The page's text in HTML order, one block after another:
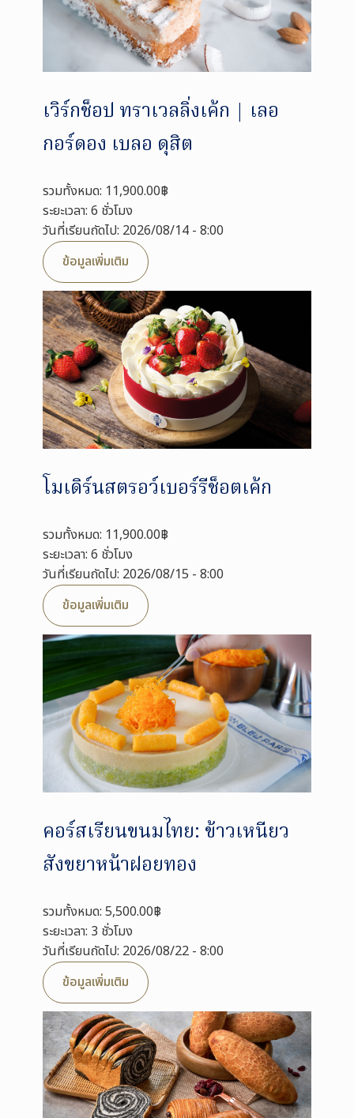
เวิร์กช็อป ทราเวลลิ่งเค้ก | เลอ
กอร์ดอง เบลอ ดุสิต
รวมทั้งหมด: 11,900.00฿
ระยะเวลา: 6 ชั่วโมง
วันที่เรียนถัดไป: 2026/08/14 - 8:00
ข้อมูลเพิ่มเติม
โมเดิร์นสตรอว์เบอร์รีช็อตเค้ก
รวมทั้งหมด: 11,900.00฿
ระยะเวลา: 6 ชั่วโมง
วันที่เรียนถัดไป: 2026/08/15 - 8:00
ข้อมูลเพิ่มเติม
คอร์สเรียนขนมไทย: ข้าวเหนียว
สังขยาหน้าฝอยทอง
รวมทั้งหมด: 5,500.00฿
ระยะเวลา: 3 ชั่วโมง
วันที่เรียนถัดไป: 2026/08/22 - 8:00
ข้อมูลเพิ่มเติม